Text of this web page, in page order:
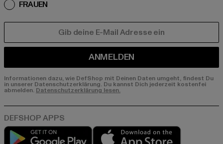
FRAUEN
ANMELDEN
Informationen dazu, wie DefShop mit Deinen Daten umgeht, findest Du
in unserer Datenschutzerklärung. Du kannst Dich jederzeit kostenfei
abmelden. Datenschutzerklärung lesen.
Play market